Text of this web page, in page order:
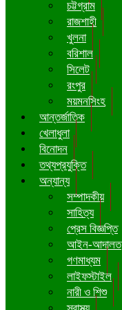
চট্টগ্রাম
রাজশাহী
খুলনা
বরিশাল
সিলেট
রংপুর
ময়মনসিংহ
আন্তর্জাতিক
খেলাধুলা
বিনোদন
তথ্যপ্রযুক্তি
অন্যান্য
সম্পাদকীয়
সাহিত্য
প্রেস বিজ্ঞপ্তি
আইন-আদালত
গণমাধ্যম
লাইফস্টাইল
নারী ও শিশু